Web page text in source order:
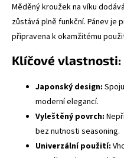
Měděný kroužek na víku
zůstává plně funkční. Pánev je
připravena k okamžitému
Klíčové vlastnosti:
Japonský design:
moderní elegancí.
Vyleštěný povrch:
bez nutnosti seasoning.
Univerzální použití: